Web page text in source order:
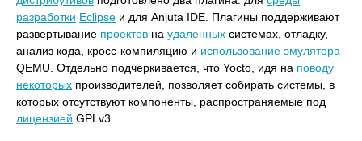
разработки Eclipse и для Anjuta IDE. Плагины поддерживают
развертывание проектов на удаленных системах, отладку,
анализ кода, кросс-компиляцию и использование эмулятора
QEMU. Отдельно подчеркивается, что Yocto, идя на поводу
некоторых производителей, позволяет собирать системы, в
которых отсутствуют компоненты, распространяемые под
лицензией GPLv3.